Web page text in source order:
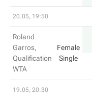
20.05, 19:50
Roland
Garros,
Qualification
WTA
Female
Single
19.05, 20:30